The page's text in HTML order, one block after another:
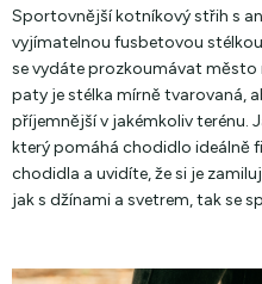
Sportovnější kotníkový střih s
vyjímatelnou fusbetovou
se vydáte prozkoumávat
paty je stélka mírně tvarovaná,
příjemnější v jakémkoliv terénu.
který pomáhá chodidlo ideálně
chodidla a uvidíte, že si je
jak s džínami a svetrem, tak se